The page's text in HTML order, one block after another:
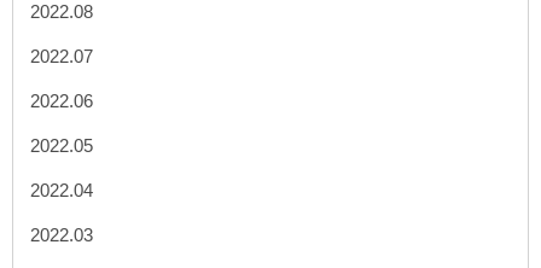
2022.08
2022.07
2022.06
2022.05
2022.04
2022.03